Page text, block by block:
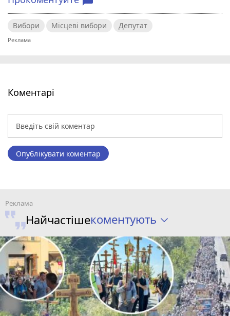
Вибори Місцеві вибори Депутат
Коментарі
Опублікувати коментар
Найчастішекоментують